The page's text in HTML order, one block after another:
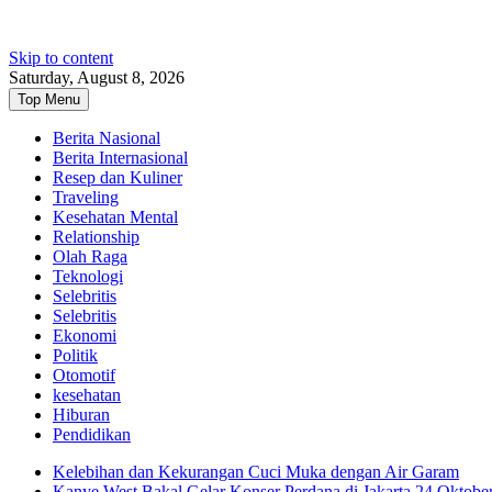
Skip to content
Saturday, August 8, 2026
Top Menu
Berita Nasional
Berita Internasional
Resep dan Kuliner
Traveling
Kesehatan Mental
Relationship
Olah Raga
Teknologi
Selebritis
Selebritis
Ekonomi
Politik
Otomotif
kesehatan
Hiburan
Pendidikan
Kelebihan dan Kekurangan Cuci Muka dengan Air Garam